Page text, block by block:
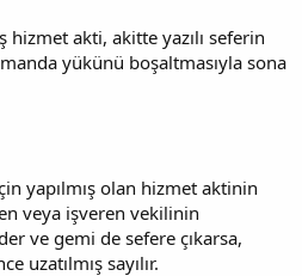
hizmet akti, akitte yazılı seferin
yükünü boşaltmasıyla sona
yapılmış olan hizmet aktinin
veya işveren vekilinin
ve gemi de sefere çıkarsa,
uzatılmış sayılır.